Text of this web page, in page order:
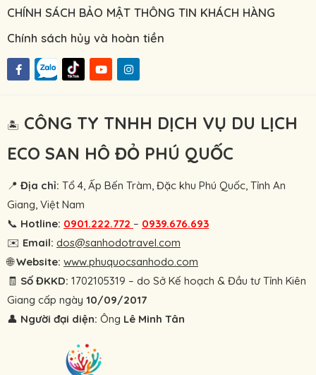
CHÍNH SÁCH BẢO MẬT THÔNG TIN KHÁCH HÀNG
Chính sách hủy và hoàn tiền
🏝 CÔNG TY TNHH DỊCH VỤ DU LỊCH
ECO SAN HÔ ĐỎ PHÚ QUỐC
📍 Địa chỉ: Tổ 4, Ấp Bến Tràm, Đặc khu Phú Quốc, Tỉnh An
Giang, Việt Nam
📞 Hotline: 0901.222.772 – 0939.676.693
✉️ Email: dos@sanhodotravel.com
🌐Website: www.phuquocsanhodo.com
🧾 Số ĐKKD: 1702105319 – do Sở Kế hoạch & Đầu tư Tỉnh Kiên
Giang cấp ngày 10/09/2017
👤 Người đại diện: Ông Lê Minh Tân